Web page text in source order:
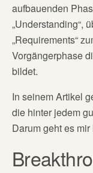
aufbauenden
„Understanding“,
„Requirements“
Vorgängerphase
bildet.
In seinem Artikel
die hinter jedem
Darum geht es mir